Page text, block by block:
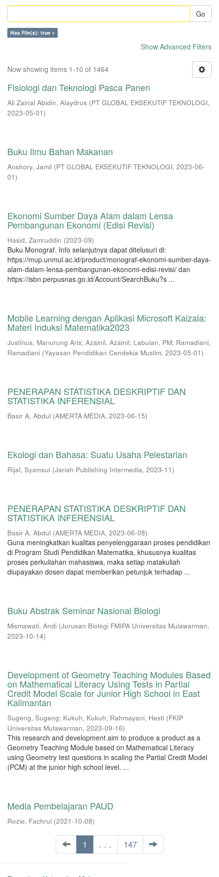
Go
Has File(s): true ×
Show Advanced Filters
Now showing items 1-10 of 1464
Fisiologi dan Teknologi Pasca Panen
Ali Zainal Abidin, Alaydrus (PT GLOBAL EKSEKUTIF TEKNOLOGI,
2023-05-01)
Buku Ilmu Bahan Makanan
Anshory, Jamil (PT GLOBAL EKSEKUTIF TEKNOLOGI, 2023-06-
01)
Ekonomi Sumber Daya Alam dalam Lensa
Pembangunan Ekonomi (Edisi Revisi)
Hasid, Zamruddin (2023-09)
Buku Monograf. Info selanjutnya dapat ditelusuri di:
https://mup.unmul.ac.id/product/monograf-ekonomi-sumber-daya-
alam-dalam-lensa-pembangunan-ekonomi-edisi-revisi/ dan
https://isbn.perpusnas.go.id/Account/SearchBuku?s ...
Mobile Learning dengan Aplikasi Microsoft Kaizala:
Materi Induksi Matematika2023
Justinus, Manurung Aris; Azainil, Azainil; Labulan, PM; Ramadiani,
Ramadiani (Yayasan Pendidikan Cendekia Muslim, 2023-05-01)
PENERAPAN STATISTIKA DESKRIPTIF DAN
STATISTIKA INFERENSIAL
Basir A, Abdul (AMERTA MEDIA, 2023-06-15)
Ekologi dan Bahasa: Suatu Usaha Pelestarian
Rijal, Syamsul (Jariah Publishing Intermedia, 2023-11)
PENERAPAN STATISTIKA DESKRIPTIF DAN
STATISTIKA INFERENSIAL
Basir A, Abdul (AMERTA MEDIA, 2023-06-08)
Guna meningkatkan kualitas penyelenggaraan proses pendidikan
di Program Studi Pendidikan Matematika, khususnya kualitas
proses perkuliahan mahasiswa, maka setiap matakuliah
diupayakan dosen dapat memberikan petunjuk terhadap ...
Buku Abstrak Seminar Nasional Biologi
Mismawati, Andi (Jurusan Biologi FMIPA Universitas Mulawarman,
2023-10-14)
Development of Geometry Teaching Modules Based
on Mathematical Literacy Using Tests in Partial
Credit Model Scale for Junior High School in East
Kalimantan
Sugeng, Sugeng; Kukuh, Kukuh; Rahmayani, Hesti (FKIP
Universitas Mulawarman, 2023-09-16)
This research and development aim to produce a product as a
Geometry Teaching Module based on Mathematical Literacy
using Geometry test questions in scaling the Partial Credit Model
(PCM) at the junior high school level. ...
Media Pembelajaran PAUD
Rozie, Fachrul (2021-10-08)
1 . . . 147